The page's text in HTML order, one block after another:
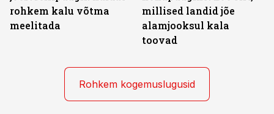
rohkem kalu võtma
meelitada
millised landid jõe
alamjooksul kala
toovad
Rohkem kogemuslugusid